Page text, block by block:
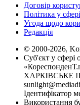
Договір
Політика у
Угода щодо
Редакція
© 2000-2026,
Суб'єкт у сфері
ХАРКІВСЬКЕ
Ідентифікатор
Використання